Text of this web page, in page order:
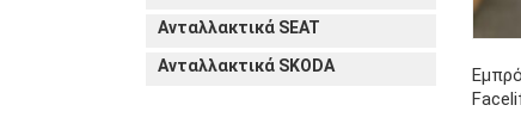
Ανταλλακτικά SEAT
Ανταλλακτικά SKODA